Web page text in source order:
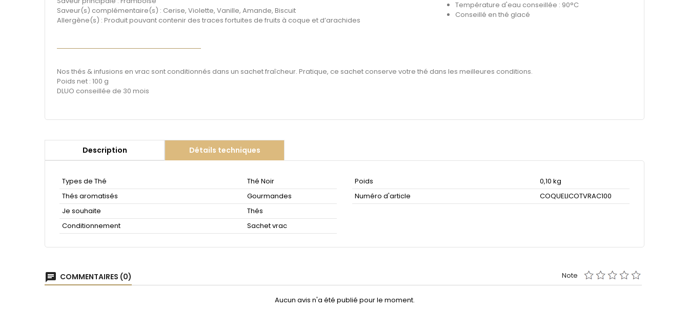
Saveur(s) complémentaire(s) : Cerise, Violette, Vanille, Amande, Biscuit
Allergène(s) : Produit pouvant contenir des traces fortuites de fruits à coque et d’arachides
Température d'eau conseillée : 90°C
Conseillé en thé glacé
Nos thés & infusions en vrac sont conditionnés dans un sachet fraîcheur. Pratique, ce sachet conserve votre thé dans les meilleures conditions.
Poids net : 100 g
DLUO conseillée de 30 mois
Description Détails techniques
Types de Thé
Thé Noir
Thés aromatisés
Gourmandes
Je souhaite
Thés
Conditionnement
Sachet vrac
Poids
0,10 kg
Numéro d'article
COQUELICOTVRAC100
chat COMMENTAIRES (0) Note
Aucun avis n'a été publié pour le moment.